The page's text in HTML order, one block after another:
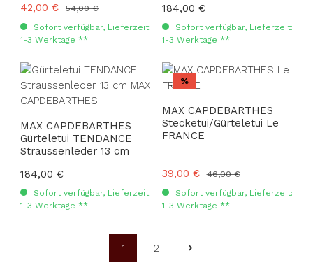
Verkaufspreis:
42,00 € Regulärer Preis:
54,00 €
Sofort verfügbar, Lieferzeit:
1-3 Werktage **
Regulärer Preis:
184,00 €
Sofort verfügbar, Lieferzeit:
1-3 Werktage **
MAX CAPDEBARTHES
Gürteletui TENDANCE
Straussenleder 13 cm
Regulärer Preis:
184,00 €
Sofort verfügbar, Lieferzeit:
1-3 Werktage **
Rabatt
%
MAX CAPDEBARTHES
Stecketui/Gürteletui Le
FRANCE
Verkaufspreis:
39,00 € Regulärer Preis:
46,00 €
Sofort verfügbar, Lieferzeit:
1-3 Werktage **
Seite
1
Seite
2